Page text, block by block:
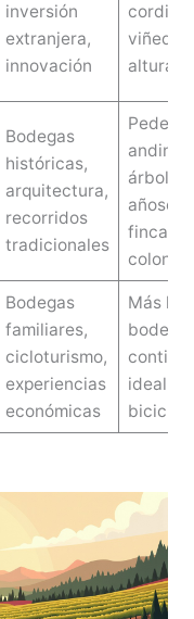
inversión
extranjera,
innovación
altura
Bodegas
históricas,
arquitectura,
recorridos
tradicionales
andino,
árboles
añosos,
fincas
Bodegas
familiares,
cicloturismo,
experiencias
económicas
Más
ideal en